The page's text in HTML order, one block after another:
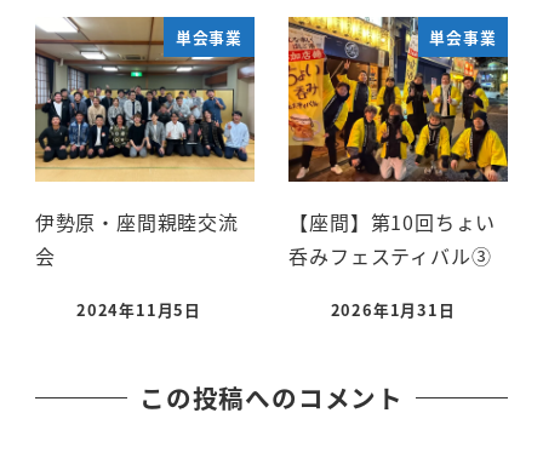
単会事業
伊勢原・座間親睦交流
会
2024年11月5日
単会事業
【座間】第10回ちょい
呑みフェスティバル③
2026年1月31日
この投稿へのコメント